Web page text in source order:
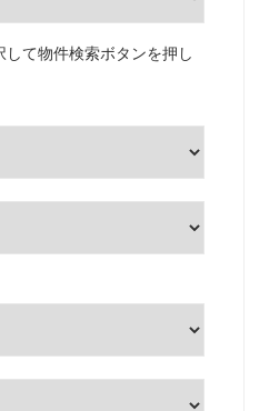
て物件検索ボタンを押し